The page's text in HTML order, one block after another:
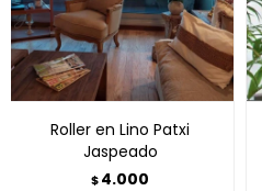
Roller en Lino Patxi
Jaspeado
$4.000